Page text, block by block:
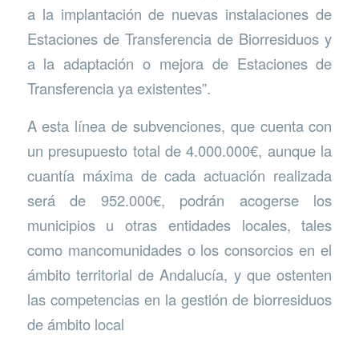
a la implantación de nuevas instalaciones de
Estaciones de Transferencia de Biorresiduos y
a la adaptación o mejora de Estaciones de
Transferencia ya existentes”.
A esta línea de subvenciones, que cuenta con
un presupuesto total de 4.000.000€, aunque la
cuantía máxima de cada actuación realizada
será de 952.000€, podrán acogerse los
municipios u otras entidades locales, tales
como mancomunidades o los consorcios en el
ámbito territorial de Andalucía, y que ostenten
las competencias en la gestión de biorresiduos
de ámbito local